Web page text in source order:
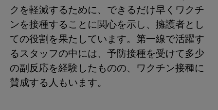
クを軽減するために、できるだけ早くワクチ
ンを接種することに関心を示し、擁護者とし
ての役割を果たしています。第一線で活躍す
るスタッフの中には、予防接種を受けて多少
の副反応を経験したものの、ワクチン接種に
賛成する人もいます。